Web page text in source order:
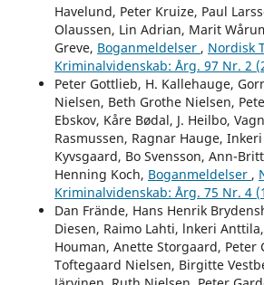
Havelund, Peter Kruize, Paul
Olaussen, Lin Adrian, Marit
Greve, Boganmeldelser , Nordisk
Kriminalvidenskab: Årg. 97 Nr. 2
Peter Gottlieb, H. Kallehauge,
Nielsen, Beth Grothe Nielsen,
Ebskov, Kåre Bødal, J. Heilbo,
Rasmussen, Ragnar Hauge,
Kyvsgaard, Bo Svensson, Ann-
Henning Koch, Boganmeldelser ,
Kriminalvidenskab: Årg. 75 Nr. 4
Dan Frände, Hans Henrik
Diesen, Raimo Lahti, lnkeri
Houman, Anette Storgaard, Peter
Toftegaard Nielsen, Birgitte